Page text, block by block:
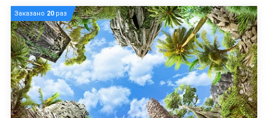
Заказано 20раз